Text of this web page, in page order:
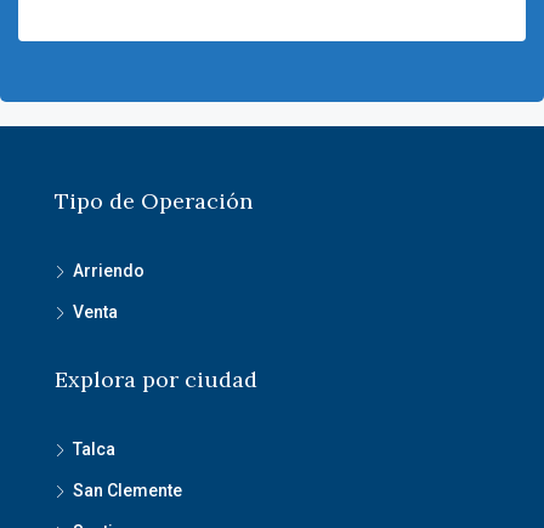
Tipo de Operación
Arriendo
Venta
Explora por ciudad
Talca
San Clemente